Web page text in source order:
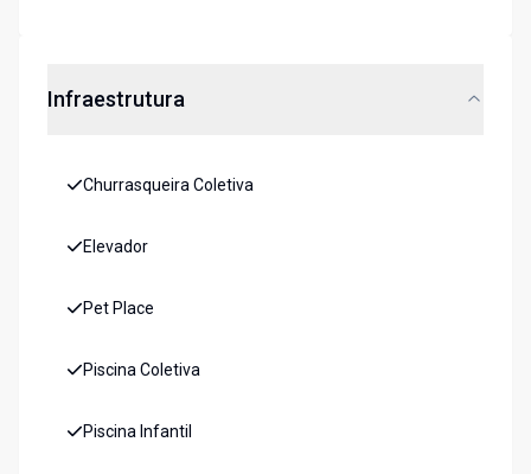
Infraestrutura
Churrasqueira Coletiva
Elevador
Pet Place
Piscina Coletiva
Piscina Infantil